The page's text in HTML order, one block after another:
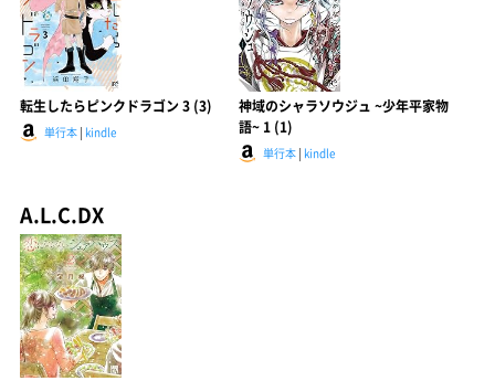
転生したらピンクドラゴン 3 (3)
単行本 | kindle
神域のシャラソウジュ ~少年平家物
語~ 1 (1)
単行本| kindle
A.L.C.DX